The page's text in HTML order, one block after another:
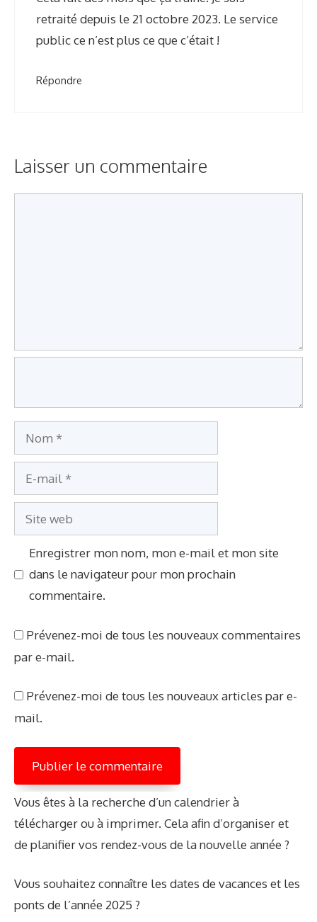
retraité depuis le 21 octobre 2023. Le service
public ce n’est plus ce que c’était !
Répondre
Laisser un commentaire
a
o
-
a
l
i
e
b
Enregistrer mon nom, mon e-mail et mon site
dans le navigateur pour mon prochain
commentaire.
Prévenez-moi de tous les nouveaux commentaires
par e-mail.
Prévenez-moi de tous les nouveaux articles par e-
mail.
Vous êtes à la recherche d’un calendrier à
télécharger ou à imprimer. Cela afin d’organiser et
de planifier vos rendez-vous de la nouvelle année ?
Vous souhaitez connaître les dates de vacances et les
ponts de l’année 2025 ?